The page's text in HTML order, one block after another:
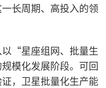
长周期、高投入的领
“星座组网、批量生
模化发展阶段。可回
，卫星批量化生产能